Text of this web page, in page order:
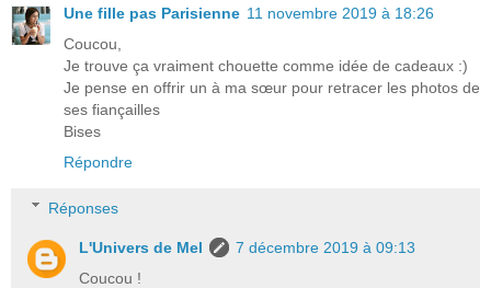
Une fille pas Parisienne 11 novembre 2019 à 18:26
Coucou,
Je trouve ça vraiment chouette comme idée de cadeaux :)
Je pense en offrir un à ma sœur pour retracer les photos de
ses fiançailles
Bises
Répondre
Réponses
L'Univers de Mel
7 décembre 2019 à 09:13
Coucou !